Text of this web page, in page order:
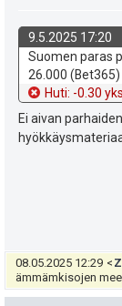
i
e
s
t
9.5.2025 17:20
k
o
h
Suomen paras
26.000 (Bet365)
Huti: -0.30 yks.
Ei aivan
08.05.2025 12:29 <
ämmämkisojen